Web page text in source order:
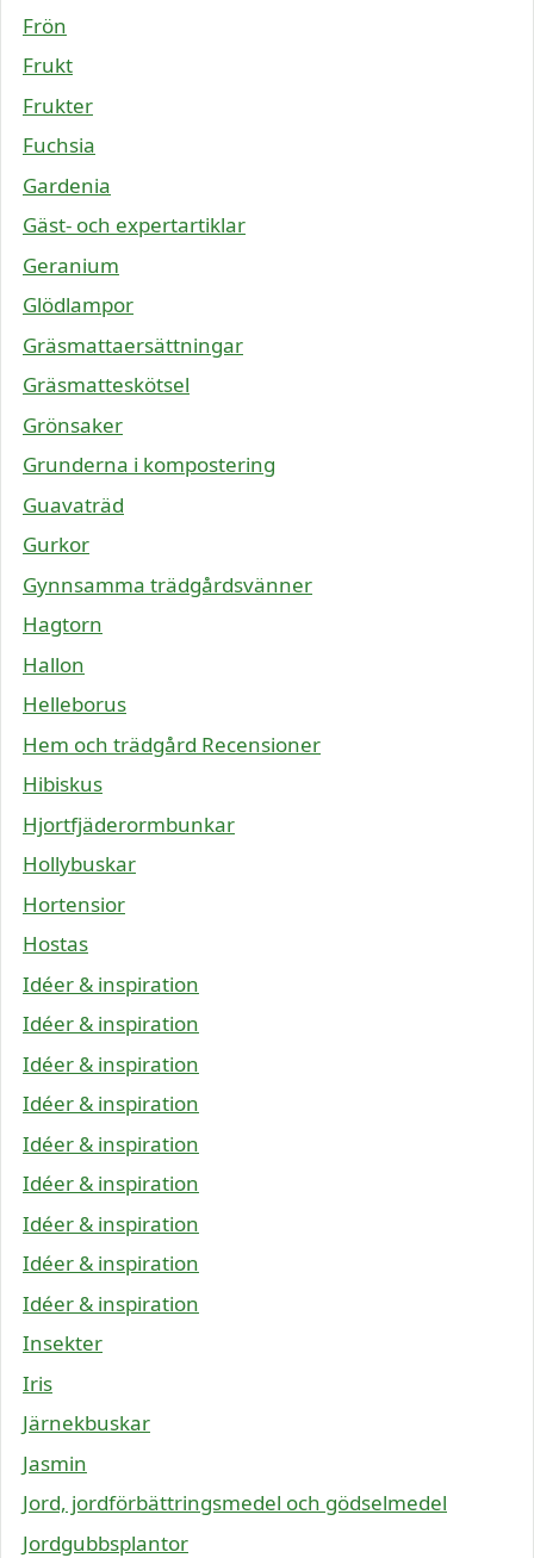
Frön
Frukt
Frukter
Fuchsia
Gardenia
Gäst- och expertartiklar
Geranium
Glödlampor
Gräsmattaersättningar
Gräsmatteskötsel
Grönsaker
Grunderna i kompostering
Guavaträd
Gurkor
Gynnsamma trädgårdsvänner
Hagtorn
Hallon
Helleborus
Hem och trädgård Recensioner
Hibiskus
Hjortfjäderormbunkar
Hollybuskar
Hortensior
Hostas
Idéer & inspiration
Idéer & inspiration
Idéer & inspiration
Idéer & inspiration
Idéer & inspiration
Idéer & inspiration
Idéer & inspiration
Idéer & inspiration
Idéer & inspiration
Insekter
Iris
Järnekbuskar
Jasmin
Jord, jordförbättringsmedel och gödselmedel
Jordgubbsplantor